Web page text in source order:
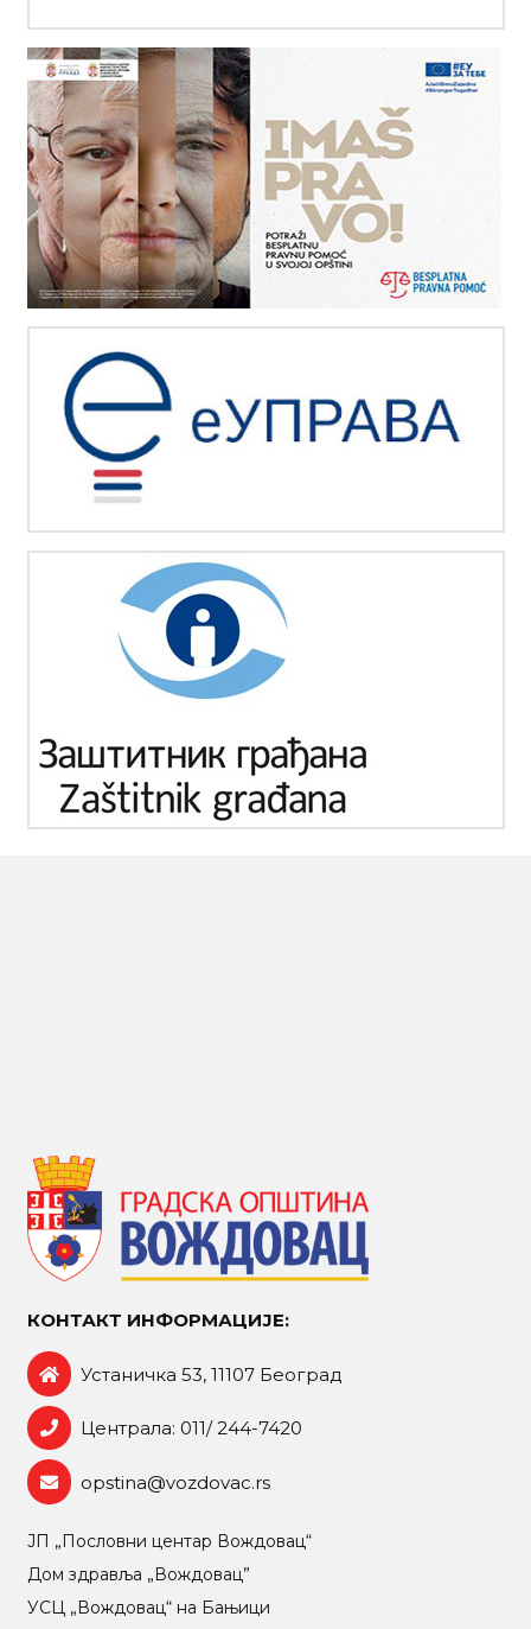
КОНТАКТ ИНФОРМАЦИЈЕ:
Устаничка 53, 11107 Београд
Централа: 011/ 244-7420
opstina@vozdovac.rs
ЈП „Пословни центар Вождовац“
Дом здравља „Вождовац”
УСЦ „Вождовац“ на Бањици